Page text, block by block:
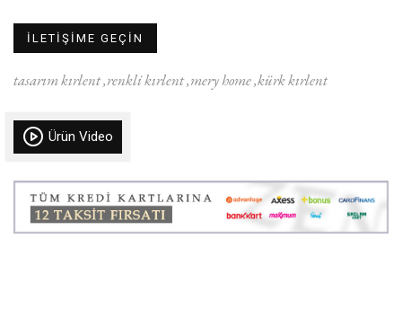
İLETİŞİME GEÇİN
tasarım kırlent renkli kırlent mery home kürk kırlent
Ürün Video